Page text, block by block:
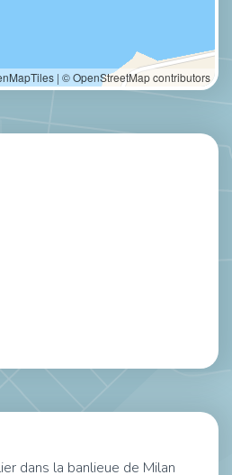
| © OpenStreetMap contributors
dans la banlieue de Milan